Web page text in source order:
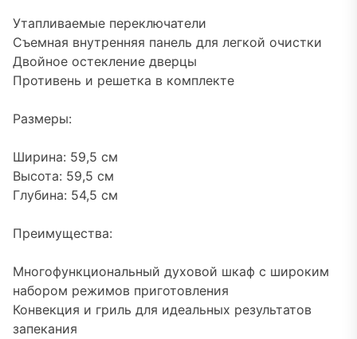
Утапливаемые переключатели
Съемная внутренняя панель для легкой очистки
Двойное остекление дверцы
Противень и решетка в комплекте
Размеры:
Ширина: 59,5 см
Высота: 59,5 см
Глубина: 54,5 см
Преимущества:
Многофункциональный духовой шкаф с широким
набором режимов приготовления
Конвекция и гриль для идеальных результатов
запекания